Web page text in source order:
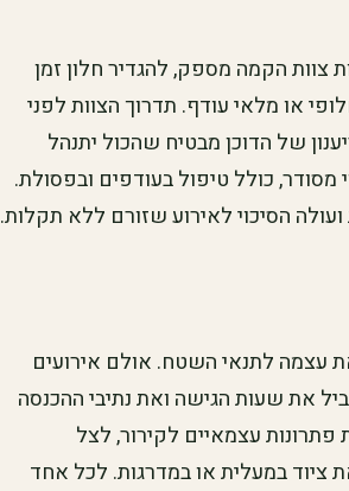
צוות הקמה מספק, להגדיר חלון זמן
או מלאי עודף. תדרוך הצוות לפני
של הדוכן מבטיח שהכול יתנהל
מסודר, כולל טיפול בעודפים ובפסולת.
הסיכוי לאירוע שזורם ללא תקלות.
עצמה לתנאי השטח. אולם אירועים
את שעות הגישה ואת נתיבי ההכנסה
עצמאיים לקירור, לצל
ציוד במעלית או במדרגות. לכל אחד